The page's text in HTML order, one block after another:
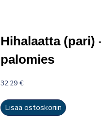
Hihalaatta (pari)
palomies
32,29 €
Lisää ostoskoriin